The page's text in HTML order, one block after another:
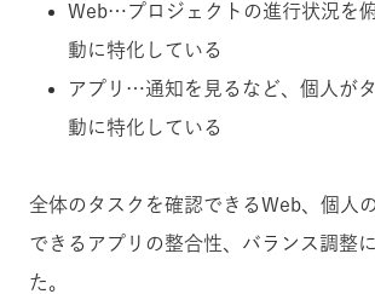
Web…プロジェクトの進行状況を
動に特化している
アプリ…通知を見るなど、個人が
動に特化している
全体のタスクを確認できるWeb、個人
できるアプリの整合性、バランス調整
た。